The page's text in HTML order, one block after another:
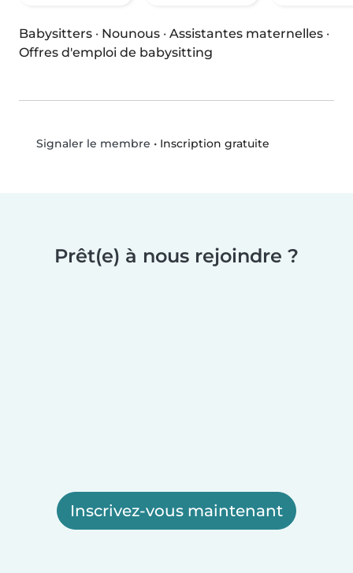
Babysitters · Nounous · Assistantes maternelles ·
Offres d'emploi de babysitting
Signaler le membre • Inscription gratuite
Prêt(e) à nous rejoindre ?
Inscrivez-vous maintenant